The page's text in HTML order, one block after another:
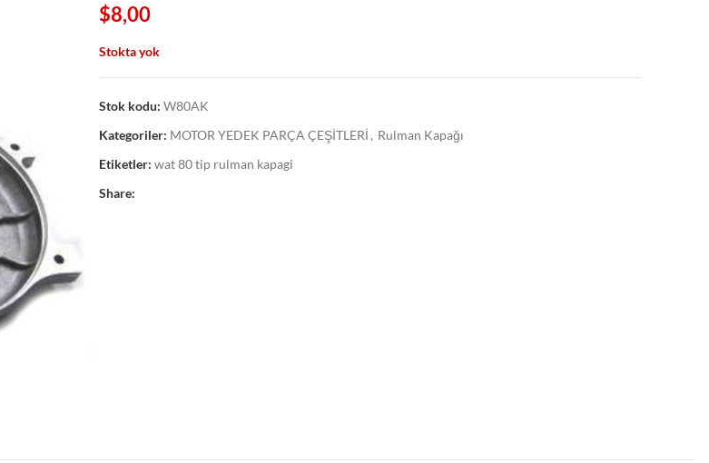
$8,00
Stokta yok
Stok kodu: W80AK
Kategoriler: MOTOR YEDEK PARÇA ÇEŞİTLERİ , Rulman Kapağı
Etiketler: wat 80 tip rulman kapagi
Share: